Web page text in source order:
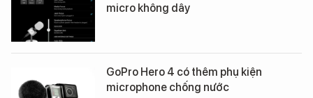
micro không dây
GoPro Hero 4 có thêm phụ kiện
microphone chống nước